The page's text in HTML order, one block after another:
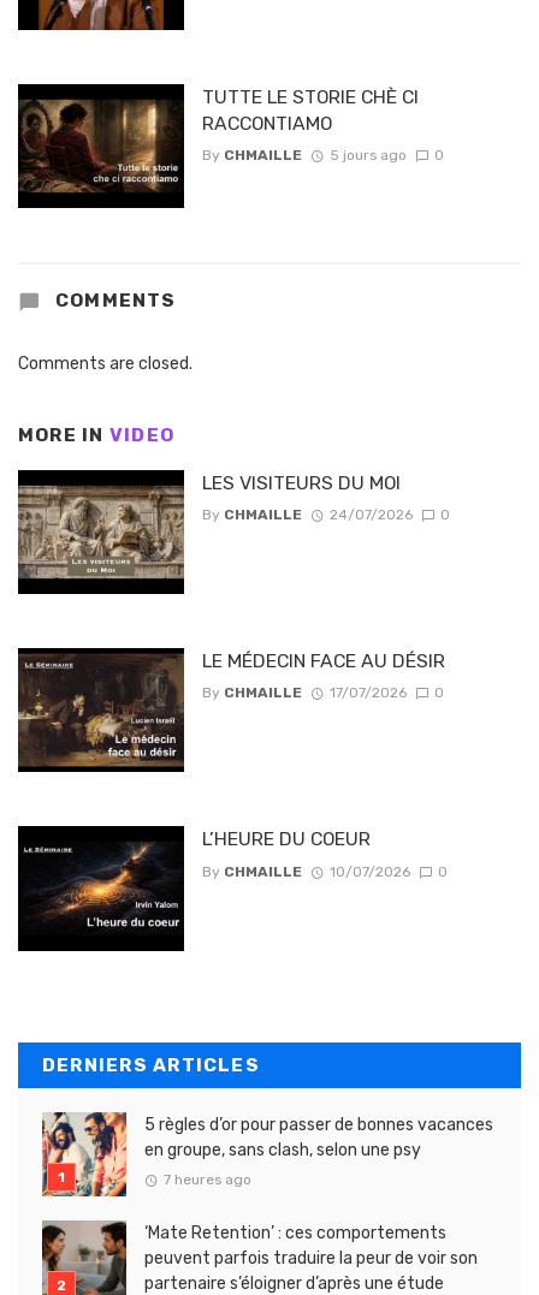
TUTTE LE STORIE CHÈ CI
RACCONTIAMO
By CHMAILLE 5 jours ago 0
COMMENTS
Comments are closed.
MORE IN VIDEO
LES VISITEURS DU MOI
By CHMAILLE 24/07/2026 0
LE MÉDECIN FACE AU DÉSIR
By CHMAILLE 17/07/2026 0
L’HEURE DU COEUR
By CHMAILLE 10/07/2026 0
DERNIERS ARTICLES
5 règles d’or pour passer de bonnes vacances
en groupe, sans clash, selon une psy
7 heures ago
‘Mate Retention’ : ces comportements
peuvent parfois traduire la peur de voir son
partenaire s’éloigner d’après une étude